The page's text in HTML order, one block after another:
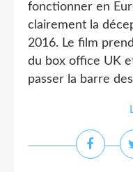
fonctionner en
clairement la
2016. Le film
du box office UK
passer la barre